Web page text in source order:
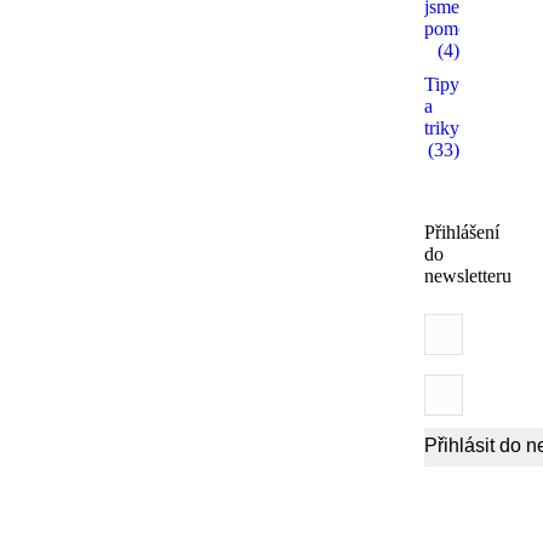
jsme
pomohli
(4)
Tipy
a
triky
(33)
Přihlášení
do
newsletteru